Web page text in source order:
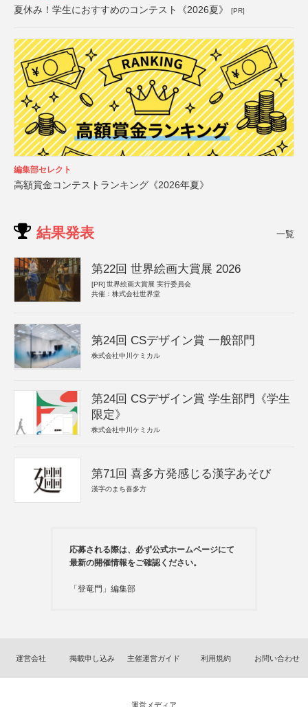
夏休み！学生におすすめのコンテスト《2026夏》 [PR]
編集部セレクト
高額賞金コンテストランキング《2026年夏》
結果発表 一覧
第22回 世界絵画大賞展 2026
[PR] 世界絵画大賞展 実行委員会
共催：株式会社世界堂
第24回 CSデザイン賞 一般部門
株式会社中川ケミカル
第24回 CSデザイン賞 学生部門《学生
限定》
株式会社中川ケミカル
第71回 喜多方発感じる漢字あそび
漢字のまち喜多方
応募される際は、必ず公式ホームページにて
最新の開催情報をご確認ください。
「登竜門」編集部
運営会社 掲載申し込み 主催運営ガイド 利用規約 お問い合わせ
運営メディア